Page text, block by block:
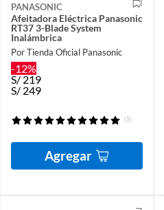
PANASONIC
Afeitadora Eléctrica Panasonic
RT37 3-Blade System
Inalámbrica
Por Tienda Oficial Panasonic
-12%
S/219
S/ 249
(5)
Agregar